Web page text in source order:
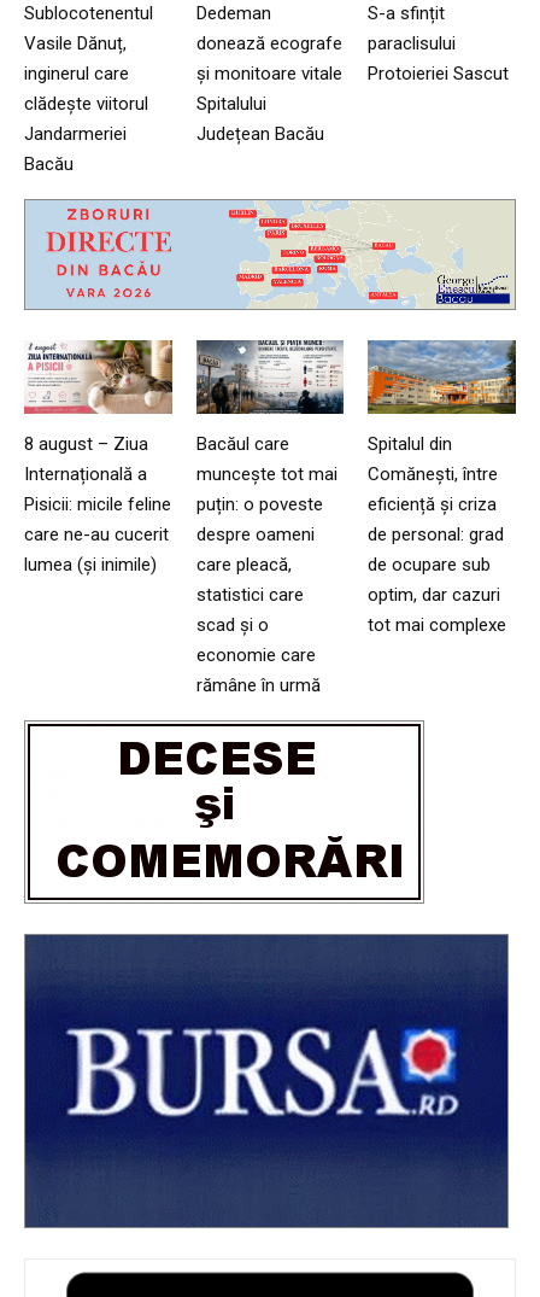
Sublocotenentul
Vasile Dănuț,
inginerul care
clădește viitorul
Jandarmeriei
Bacău
Dedeman
donează ecografe
și monitoare vitale
Spitalului
Județean Bacău
S-a sfințit
paraclisului
Protoieriei Sascut
8 august – Ziua
Internațională a
Pisicii: micile feline
care ne-au cucerit
lumea (și inimile)
Bacăul care
muncește tot mai
puțin: o poveste
despre oameni
care pleacă,
statistici care
scad și o
economie care
rămâne în urmă
Spitalul din
Comănești, între
eficiență și criza
de personal: grad
de ocupare sub
optim, dar cazuri
tot mai complexe